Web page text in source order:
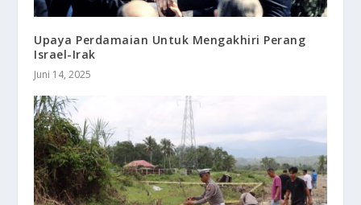
Upaya Perdamaian Untuk Mengakhiri Perang
Israel-Irak
Juni 14, 2025